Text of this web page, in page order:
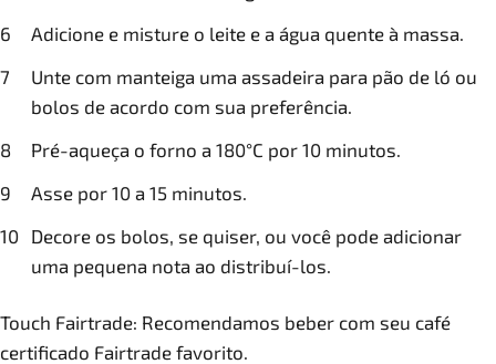
Adicione e misture o leite e a água quente à massa.
Unte com manteiga uma assadeira para pão de ló ou
bolos de acordo com sua preferência.
Pré-aqueça o forno a 180°C por 10 minutos.
Asse por 10 a 15 minutos.
Decore os bolos, se quiser, ou você pode adicionar
uma pequena nota ao distribuí-los.
Touch Fairtrade: Recomendamos beber com seu café
certificado Fairtrade favorito.